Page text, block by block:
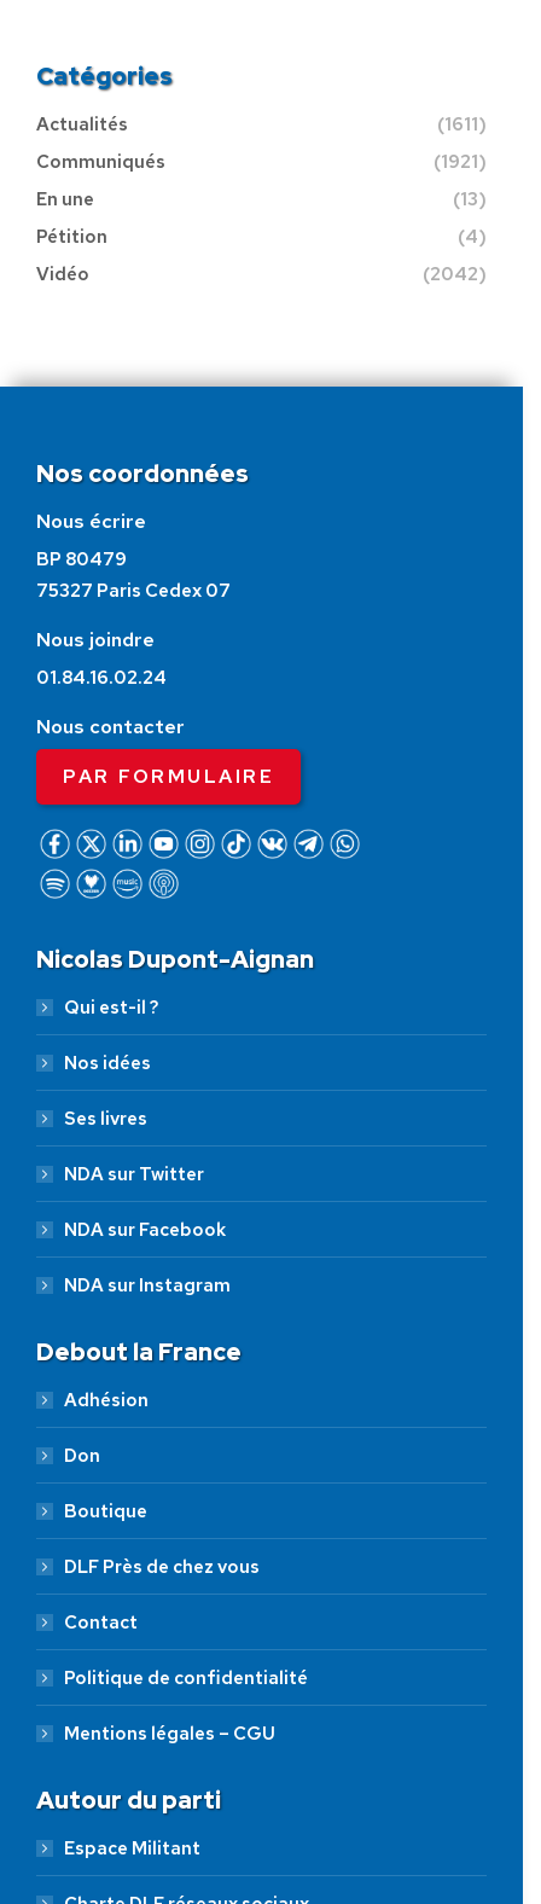
Catégories
Actualités
(1611)
Communiqués
(1921)
En une
(13)
Pétition
(4)
Vidéo
(2042)
Nos coordonnées
Nous écrire
BP 80479
75327 Paris Cedex 07
Nous joindre
01.84.16.02.24
Nous contacter
PAR FORMULAIRE
Nicolas Dupont-Aignan
Qui est-il ?
Nos idées
Ses livres
NDA sur Twitter
NDA sur Facebook
NDA sur Instagram
Debout la France
Adhésion
Don
Boutique
DLF Près de chez vous
Contact
Politique de confidentialité
Mentions légales – CGU
Autour du parti
Espace Militant